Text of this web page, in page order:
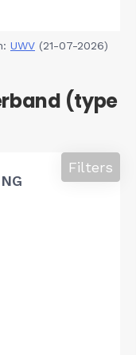
UWV (21-07-2026)
(type
Filters